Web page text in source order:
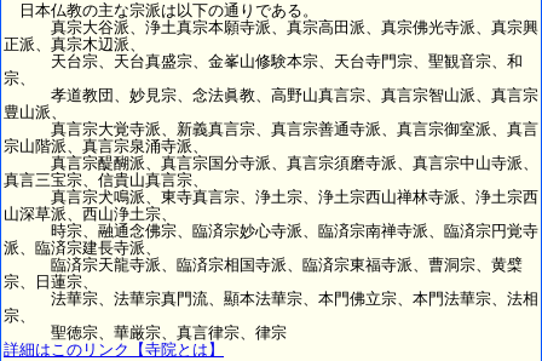
日本仏教の主な宗派は以下の通りである。
真宗大谷派、浄土真宗本願寺派、真宗高田派、真宗佛光寺派、真宗興
正派、真宗木辺派、
天台宗、天台真盛宗、金峯山修験本宗、天台寺門宗、聖観音宗、和
宗、
孝道教団、妙見宗、念法眞教、高野山真言宗、真言宗智山派、真言宗
豊山派、
真言宗大覚寺派、新義真言宗、真言宗善通寺派、真言宗御室派、真言
宗山階派、真言宗泉涌寺派、
真言宗醍醐派、真言宗国分寺派、真言宗須磨寺派、真言宗中山寺派、
真言三宝宗、信貴山真言宗、
真言宗犬鳴派、東寺真言宗、浄土宗、浄土宗西山禅林寺派、浄土宗西
山深草派、西山浄土宗、
時宗、融通念佛宗、臨済宗妙心寺派、臨済宗南禅寺派、臨済宗円覚寺
派、臨済宗建長寺派、
臨済宗天龍寺派、臨済宗相国寺派、臨済宗東福寺派、曹洞宗、黄檗
宗、日蓮宗、
法華宗、法華宗真門流、顯本法華宗、本門佛立宗、本門法華宗、法相
宗、
聖徳宗、華厳宗、真言律宗、律宗
詳細はこのリンク【寺院とは】